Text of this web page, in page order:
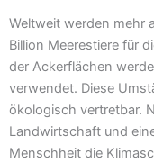
Weltweit werden mehr
Billion Meerestiere für
der Ackerflächen
verwendet. Diese
ökologisch vertretbar.
Landwirtschaft und
Menschheit die